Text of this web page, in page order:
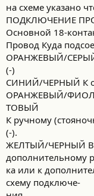
на схеме указано
ПОДКЛЮЧЕНИЕ
Основной 18-
Провод Куда
ОРАНЖЕВЫЙ/СЕРЫЙ
(-)
СИНИЙ/ЧЕРНЫЙ К
ОРАНЖЕВЫЙ/
ТОВЫЙ
К ручному
(-).
ЖЕЛТЫЙ/ЧЕРНЫЙ
дополнительному
ка или к
схему подключе-